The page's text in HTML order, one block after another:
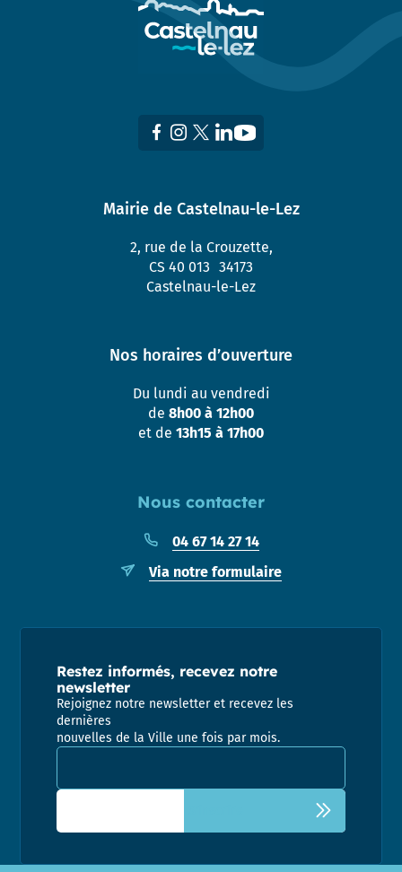
Nous contacter
04 67 14 27 14
Via notre formulaire
Mairie de Castelnau-le-Lez
2, rue de la Crouzette,
CS 40 013 34173
Castelnau-le-Lez
Nos horaires d’ouverture
Du lundi au vendredi
de 8h00 à 12h00
et de 13h15 à 17h00
Restez informés, recevez notre
newsletter
Rejoignez notre newsletter et recevez les
dernières
nouvelles de la Ville une fois par mois.
Adresse email pour la newsletter